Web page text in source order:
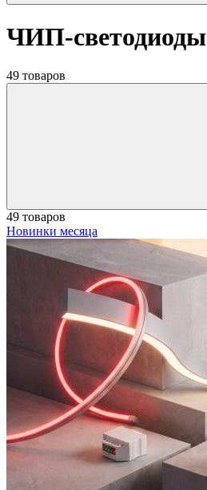
ЧИП-светодиоды
49 товаров
49 товаров
Новинки месяца